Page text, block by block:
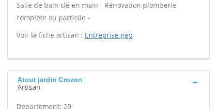
Salle de bain clé en main - Rénovation plomberie
complète ou partielle -
Voir la fiche artisan : Entreprise gep
Atout jardin Crozon
Artisan
Département: 29